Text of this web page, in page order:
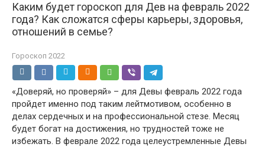
Каким будет гороскоп для Дев на февраль 2022
года? Как сложатся сферы карьеры, здоровья,
отношений в семье?
Гороскоп 2022
«Доверяй, но проверяй» – для Девы февраль 2022 года
пройдет именно под таким лейтмотивом, особенно в
делах сердечных и на профессиональной стезе. Месяц
будет богат на достижения, но трудностей тоже не
избежать. В феврале 2022 года целеустремленные Девы